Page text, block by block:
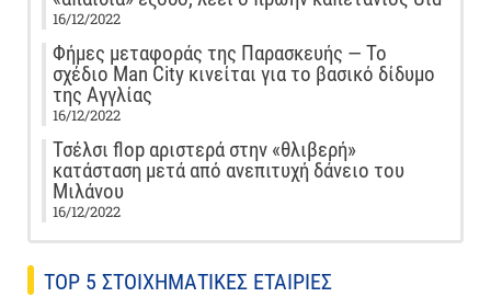
16/12/2022
Φήμες μεταφοράς της Παρασκευής — Το
σχέδιο Man City κινείται για το βασικό δίδυμο
της Αγγλίας
16/12/2022
Τσέλσι flop αριστερά στην «θλιβερή»
κατάσταση μετά από ανεπιτυχή δάνειο του
Μιλάνου
16/12/2022
TOP 5 ΣΤΟΙΧΗΜΑΤΙΚΕΣ ΕΤΑΙΡΙΕΣ